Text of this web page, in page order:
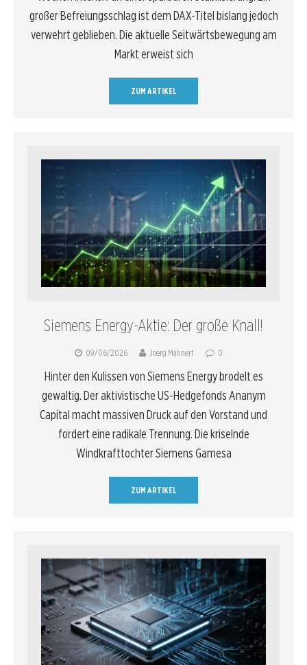
großer Befreiungsschlag ist dem DAX-Titel bislang jedoch
verwehrt geblieben. Die aktuelle Seitwärtsbewegung am
Markt erweist sich
ZUM ARTIKEL
Siemens Energy-Aktie: Der große Knall!
09/06/2026 Joerg Mahnert 0
Hinter den Kulissen von Siemens Energy brodelt es
gewaltig. Der aktivistische US-Hedgefonds Ananym
Capital macht massiven Druck auf den Vorstand und
fordert eine radikale Trennung. Die kriselnde
Windkrafttochter Siemens Gamesa
ZUM ARTIKEL